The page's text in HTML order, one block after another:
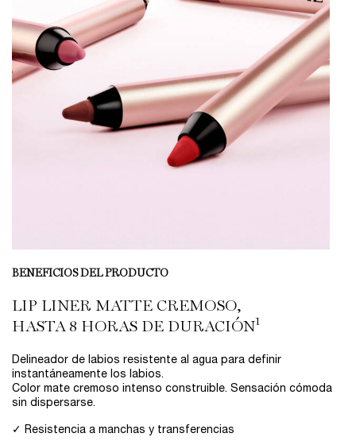
BENEFICIOS DEL PRODUCTO
LIP LINER MATTE CREMOSO,
HASTA 8 HORAS DE DURACIÓN1
Delineador de labios resistente al agua para definir
instantáneamente los labios.
Color mate cremoso intenso construible. Sensación cómoda
sin dispersarse.
✓ Resistencia a manchas y transferencias